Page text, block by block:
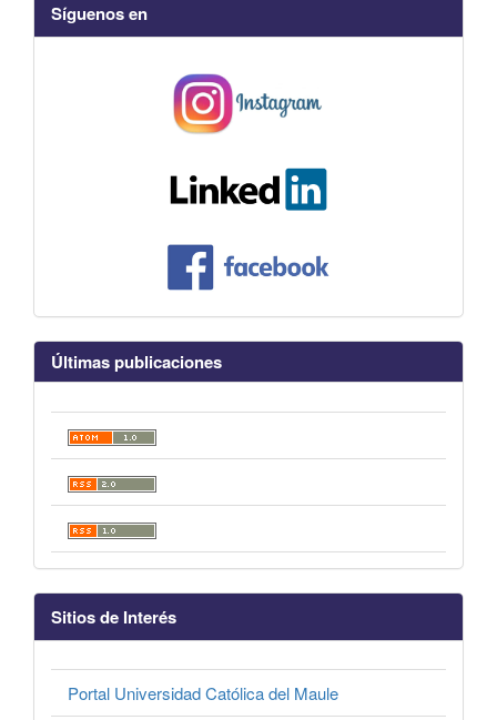
Síguenos en
Últimas publicaciones
Sitios de Interés
Portal Universidad Católica del Maule